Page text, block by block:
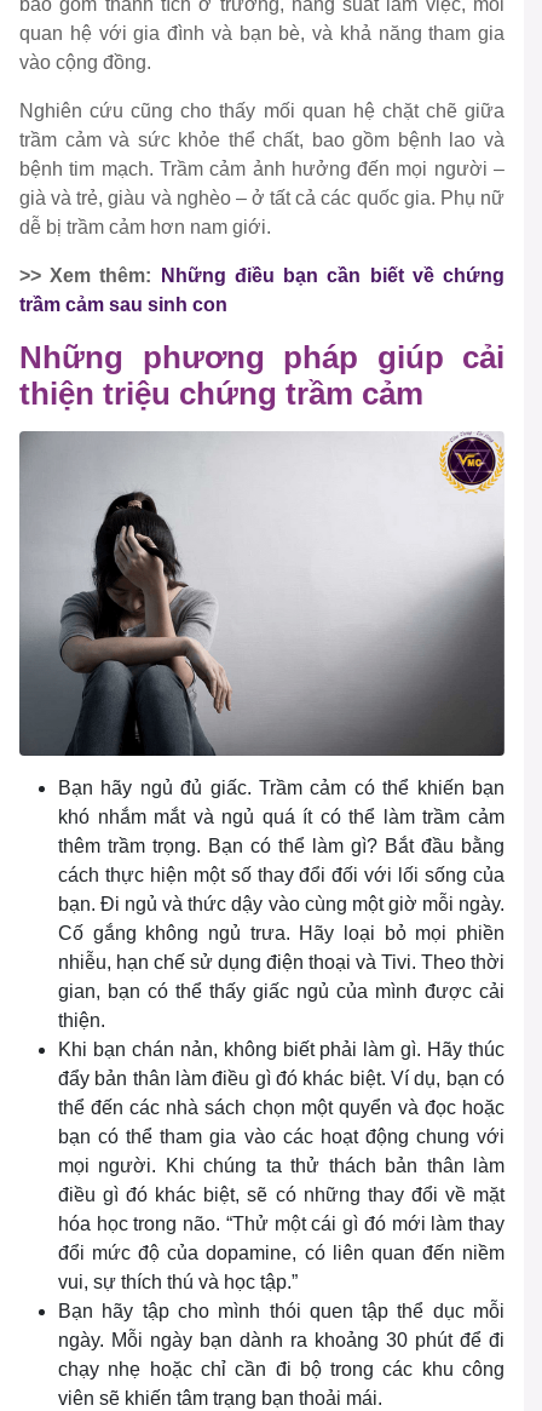
bao gồm thành tích ở trường, năng suất làm việc, mối
quan hệ với gia đình và bạn bè, và khả năng tham gia
vào cộng đồng.
Nghiên cứu cũng cho thấy mối quan hệ chặt chẽ giữa
trầm cảm và sức khỏe thể chất, bao gồm bệnh lao và
bệnh tim mạch. Trầm cảm ảnh hưởng đến mọi người –
già và trẻ, giàu và nghèo – ở tất cả các quốc gia. Phụ nữ
dễ bị trầm cảm hơn nam giới.
>> Xem thêm:
Những điều bạn cần biết về chứng
trầm cảm sau sinh con
Những phương pháp giúp cải
thiện triệu chứng trầm cảm
Bạn hãy ngủ đủ giấc. Trầm cảm có thể khiến bạn
khó nhắm mắt và ngủ quá ít có thể làm trầm cảm
thêm trầm trọng. Bạn có thể làm gì? Bắt đầu bằng
cách thực hiện một số thay đổi đối với lối sống của
bạn. Đi ngủ và thức dậy vào cùng một giờ mỗi ngày.
Cố gắng không ngủ trưa. Hãy loại bỏ mọi phiền
nhiễu, hạn chế sử dụng điện thoại và Tivi. Theo thời
gian, bạn có thể thấy giấc ngủ của mình được cải
thiện.
Khi bạn chán nản, không biết phải làm gì. Hãy thúc
đẩy bản thân làm điều gì đó khác biệt. Ví dụ, bạn có
thể đến các nhà sách chọn một quyển và đọc hoặc
bạn có thể tham gia vào các hoạt động chung với
mọi người. Khi chúng ta thử thách bản thân làm
điều gì đó khác biệt, sẽ có những thay đổi về mặt
hóa học trong não. “Thử một cái gì đó mới làm thay
đổi mức độ của dopamine, có liên quan đến niềm
vui, sự thích thú và học tập.”
Bạn hãy tập cho mình thói quen tập thể dục mỗi
ngày. Mỗi ngày bạn dành ra khoảng 30 phút để đi
chạy nhẹ hoặc chỉ cần đi bộ trong các khu công
viên sẽ khiến tâm trạng bạn thoải mái.